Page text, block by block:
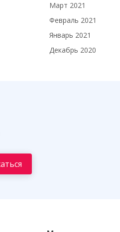
Март 2021
Февраль 2021
Январь 2021
Декабрь 2020